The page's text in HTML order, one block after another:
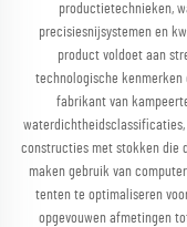
productietechnieken,
precisiesnijsystemen en
product voldoet aan
technologische kenmerken
fabrikant van
waterdichtheidsclassificaties,
constructies met stokken die
maken gebruik van
tenten te optimaliseren
opgevouwen afmetingen